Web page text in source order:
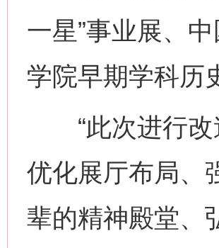
一星”事业展、
学院早期学科历
“此次进行改
优化展厅布局、
辈的精神殿堂、